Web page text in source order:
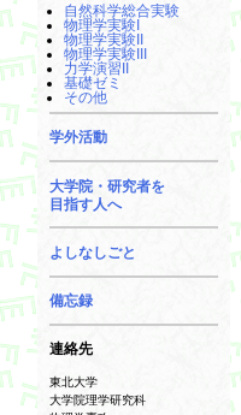
自然科学総合実験
物理学実験I
物理学実験II
物理学実験III
力学演習II
基礎ゼミ
その他
学外活動
大学院・研究者を
目指す人へ
よしなしごと
備忘録
連絡先
東北大学
大学院理学研究科